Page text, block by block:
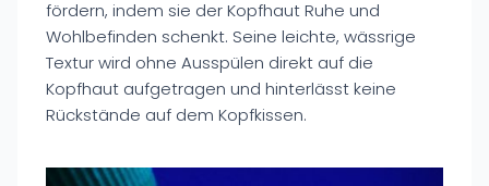
fördern, indem sie der Kopfhaut Ruhe und
Wohlbefinden schenkt. Seine leichte, wässrige
Textur wird ohne Ausspülen direkt auf die
Kopfhaut aufgetragen und hinterlässt keine
Rückstände auf dem Kopfkissen.